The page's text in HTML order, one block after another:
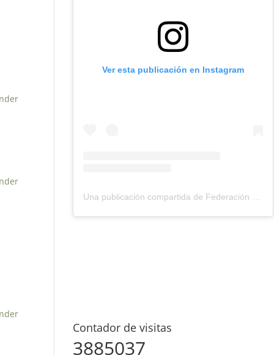
Ver esta publicación en Instagram
Contador de visitas
3885037